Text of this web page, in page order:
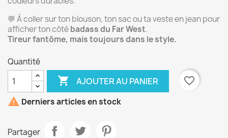
💬 À coller sur ton blouson, ton sac ou ta veste en jean pour
afficher ton côtébadass du Far West.
Tireur fantôme, mais toujours dans le style.
Quantité
 AJOUTER AU PANIER
favorite_border
 Derniers articles en stock
Partager